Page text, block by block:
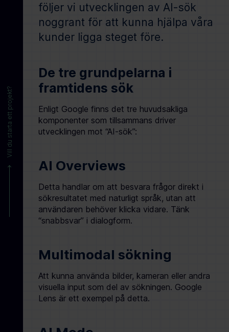
Vill du starta ett projekt?
följer vi utvecklingen av AI-sök
noggrant för att kunna hjälpa våra
kunder ligga steget före.
De tre grundpelarna i
framtidens sök
Enligt Google finns det tre huvudsakliga
komponenter som tillsammans driver
utvecklingen mot “AI-sök”:
AI Overviews
Detta handlar om att besvara frågor direkt i
sökresultatet med naturligt språk, utan att
användaren behöver klicka vidare. Tänk
“snabbsvar” i dialogform.
Multimodal sökning
Att kunna använda bilder, kameran eller andra
visuella input som del av sökningen. Google
Lens är ett exempel på detta.